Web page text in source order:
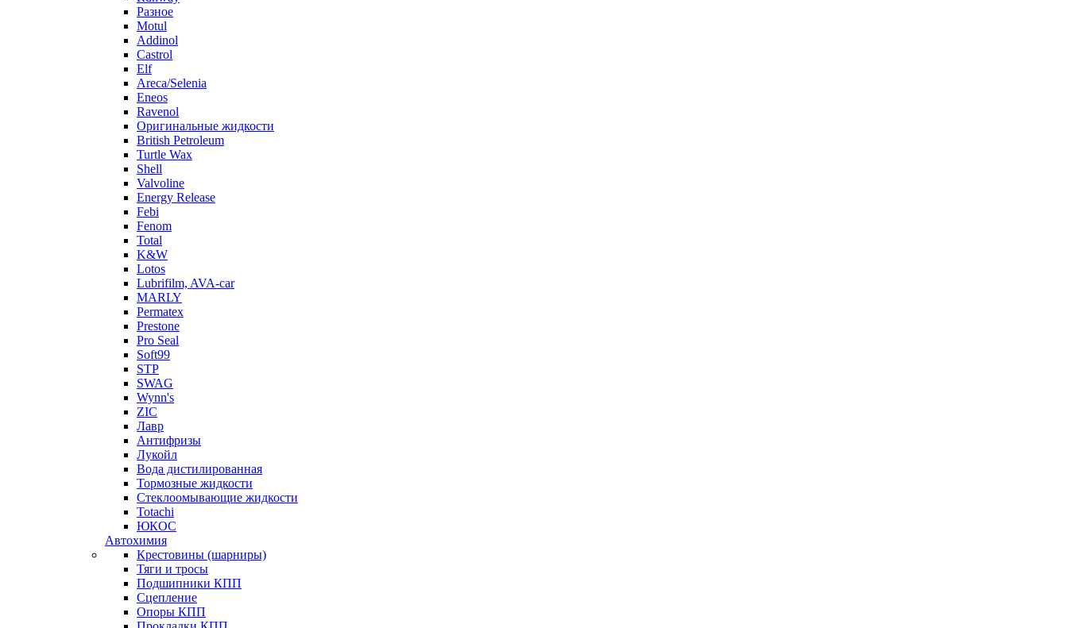
Разное
Motul
Addinol
Castrol
Elf
Areca/Selenia
Eneos
Ravenol
Оригинальные жидкости
British Petroleum
Turtle Wax
Shell
Valvoline
Energy Release
Febi
Fenom
Total
K&W
Lotos
Lubrifilm, AVA-car
MARLY
Permatex
Prestone
Pro Seal
Soft99
STP
SWAG
Wynn's
ZIC
Лавр
Антифризы
Лукойл
Вода дистилированная
Тормозные жидкости
Стеклоомывающие жидкости
Totachi
ЮКОС
Автохимия
Крестовины (шарниры)
Тяги и тросы
Подшипники КПП
Сцепление
Опоры КПП